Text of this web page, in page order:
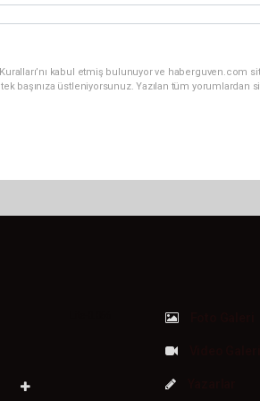
kabul etmiş bulunuyor ve haberguven.com
başınıza üstleniyorsunuz. Yazılan tüm